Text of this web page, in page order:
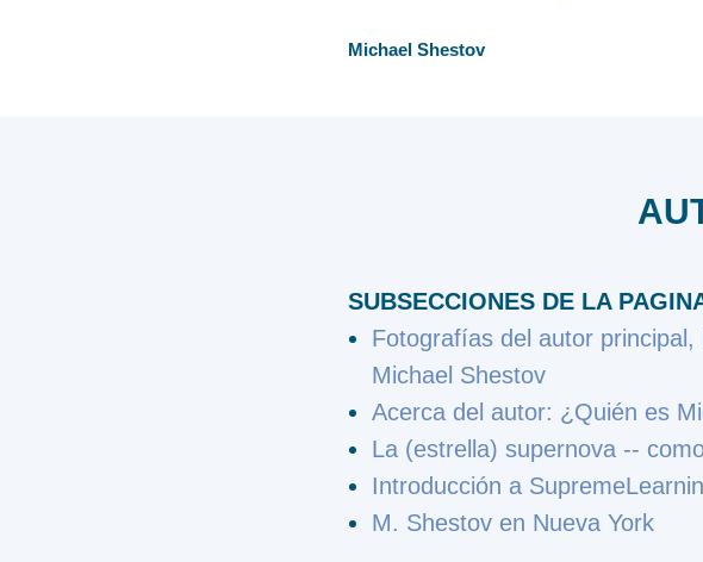
Michael Shestov
SUBSECCIONES DE LA
Fotografías del autor principal,
Michael Shestov
Acerca del autor: ¿Quién es
La (estrella) supernova --
Introducción a
M. Shestov en Nueva York